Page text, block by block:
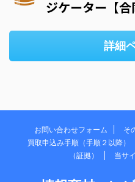
ジケーター【合
詳細
お問い合わせフォーム そ
買取申込み手順（手順２以降）
（証拠）
当サ